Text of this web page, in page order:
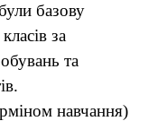
базову
за
та
навчання)